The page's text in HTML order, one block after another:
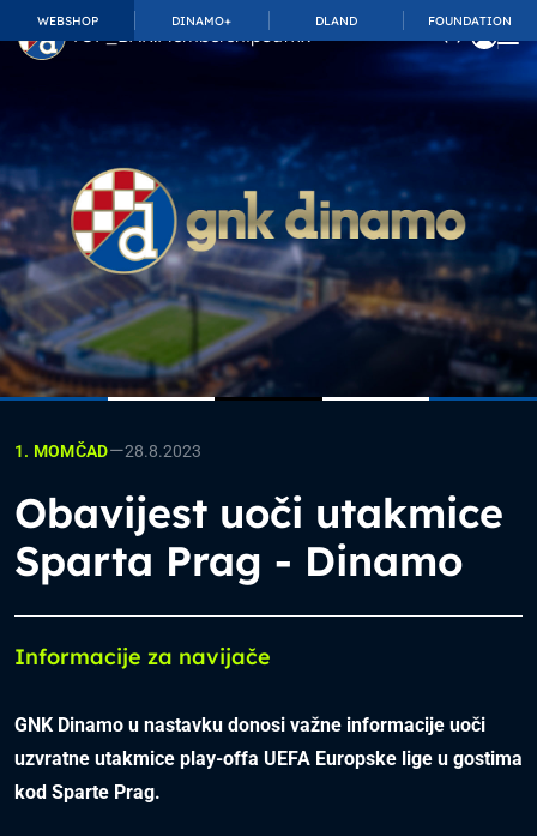
WEBSHOP DINAMO+ DLAND FOUNDATION
TOP_BAR.MembershipSuffix
1. MOMČAD—28.8.2023
Obavijest uoči utakmice
Sparta Prag - Dinamo
Informacije za navijače
GNK Dinamo u nastavku donosi važne informacije uoči
uzvratne utakmice play-offa UEFA Europske lige u gostima
kod Sparte Prag.